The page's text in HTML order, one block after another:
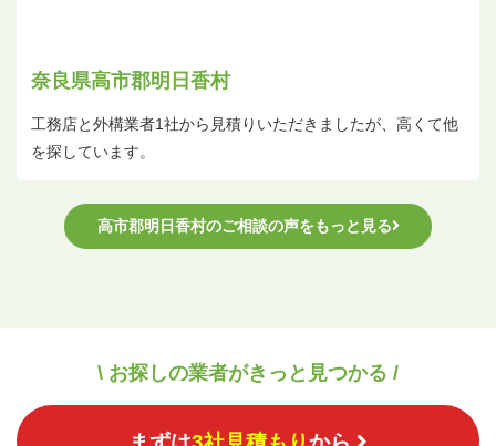
奈良県高市郡明日香村
工務店と外構業者1社から見積りいただきましたが、高くて他
を探しています。
高市郡明日香村のご相談の声をもっと見る
\ お探しの業者がきっと見つかる /
まずは3社見積もりから